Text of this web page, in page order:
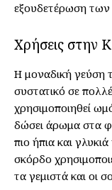
εξουδετέρωση
Χρήσεις στην
Η μοναδική γεύση
συστατικό σε
χρησιμοποιηθεί
δώσει άρωμα στα
πιο ήπια και
σκόρδο
τα γεμιστά και οι